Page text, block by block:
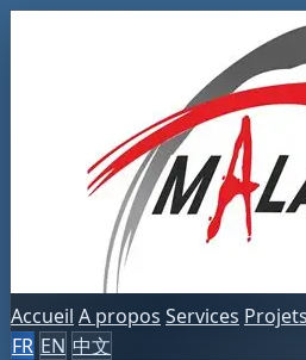
Accueil A propos Services Projets
FR EN 中文